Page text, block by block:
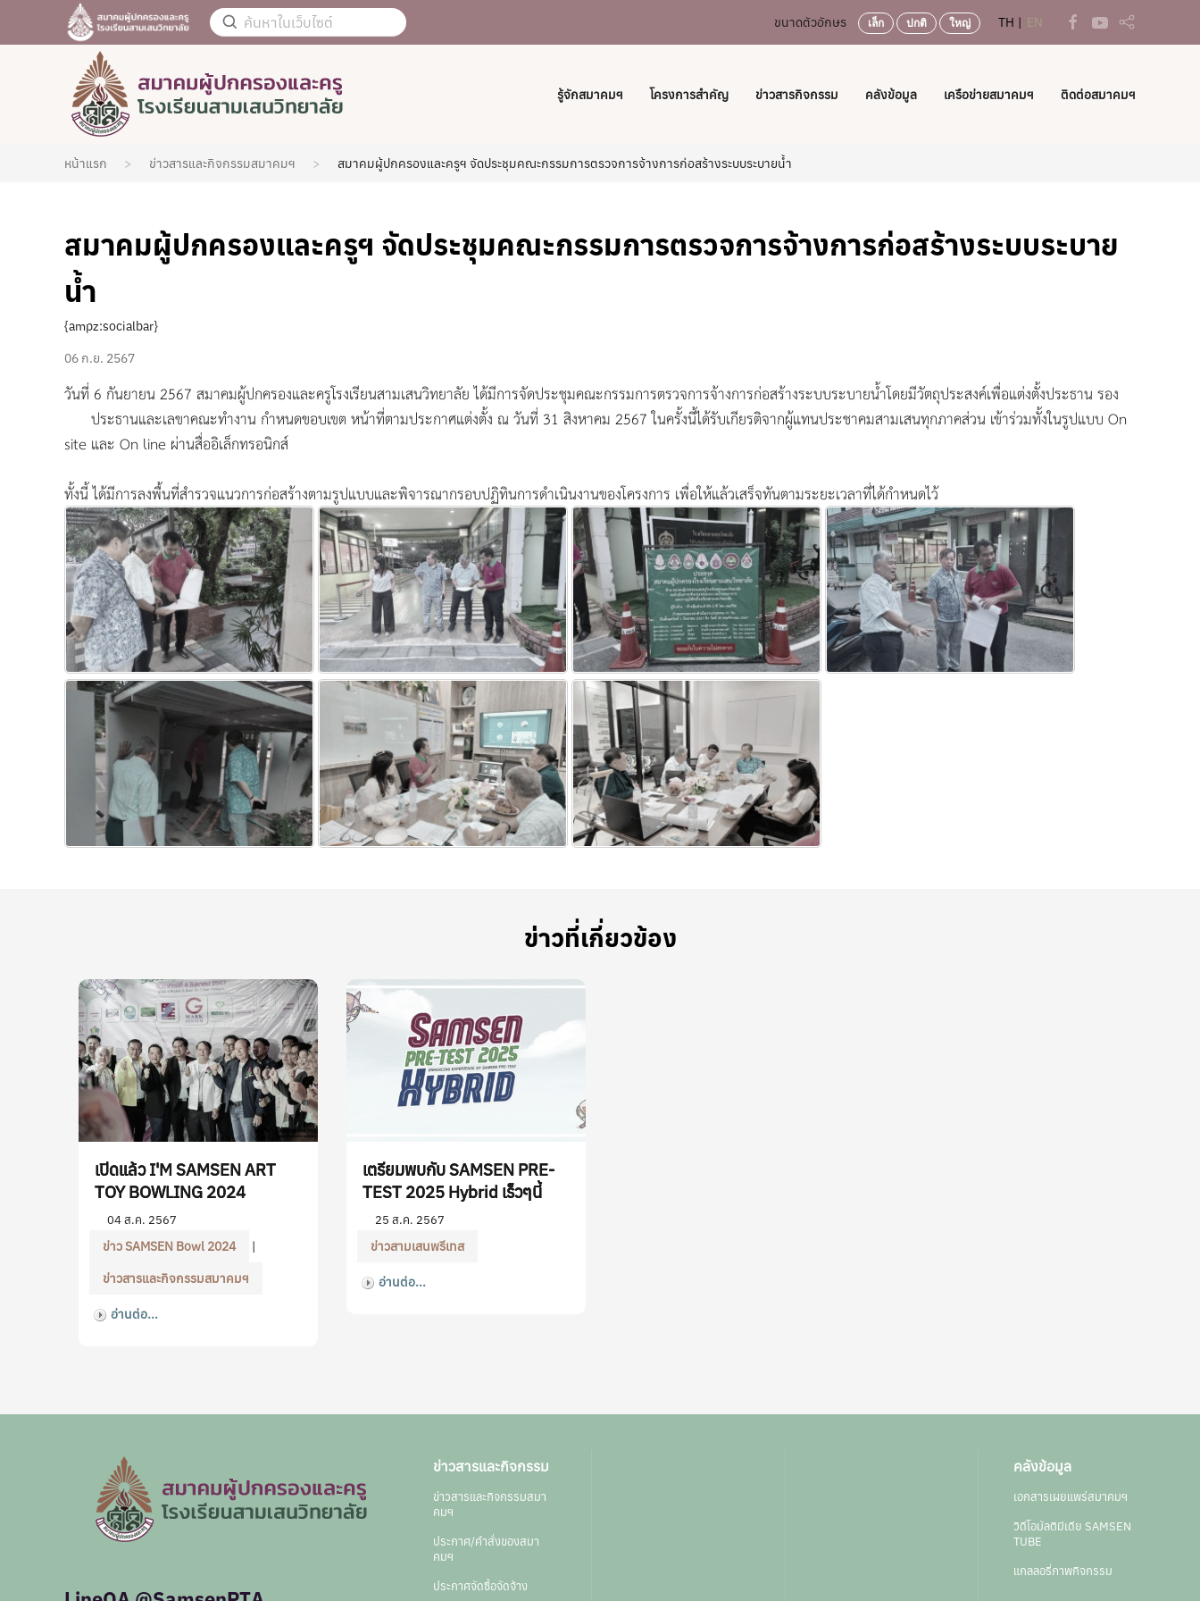
ขนาดตัวอักษร เล็ก ปกติ ใหญ่ TH EN
รู้จักสมาคมฯ โครงการสำคัญ ข่าวสารกิจกรรม คลังข้อมูล เครือข่ายสมาคมฯ ติดต่อสมาคมฯ
หน้าแรก ข่าวสารและกิจกรรมสมาคมฯ สมาคมผู้ปกครองและครูฯ จัดประชุมคณะกรรมการตรวจการจ้างการก่อสร้างระบบระบายน้ำ
สมาคมผู้ปกครองและครูฯ จัดประชุมคณะกรรมการตรวจการจ้างการก่อสร้างระบบระบาย
น้ำ
{ampz:socialbar}
06 ก.ย. 2567
วันที่ 6 กันยายน 2567 สมาคมผู้ปกครองและครูโรงเรียนสามเสนวิทยาลัย ได้มีการจัดประชุมคณะกรรมการตรวจการจ้างการก่อสร้างระบบระบายน้ำโดยมีวัตถุประสงค์เพื่อแต่งตั้งประธาน รอง
ประธานและเลขาคณะทำงาน กำหนดขอบเขต หน้าที่ตามประกาศแต่งตั้ง ณ วันที่ 31 สิงหาคม 2567 ในครั้งนี้ได้รับเกียรติจากผู้แทนประชาคมสามเสนทุกภาคส่วน เข้าร่วมทั้งในรูปแบบ On
site และ On line ผ่านสื่ออิเล็กทรอนิกส์
ทั้งนี้ ได้มีการลงพื้นที่สำรวจแนวการก่อสร้างตามรูปแบบและพิจารณากรอบปฏิทินการดำเนินงานของโครงการ เพื่อให้แล้วเสร็จทันตามระยะเวลาที่ได้กำหนดไว้
ข่าวที่เกี่ยวข้อง
เปิดแล้ว I'M SAMSEN ART
TOY BOWLING 2024
04 ส.ค. 2567
ข่าว SAMSEN Bowl 2024
|
ข่าวสารและกิจกรรมสมาคมฯ
อ่านต่อ...
เตรียมพบกับ SAMSEN PRE-
TEST 2025 Hybrid เร็วๆนี้
25 ส.ค. 2567
ข่าวสามเสนพรีเทส
อ่านต่อ...
ข่าวสารและกิจกรรม
ข่าวสารและกิจกรรมสมา
คมฯ
ประกาศ/คำสั่งของสมา
คมฯ
ประกาศจัดซื้อจัดจ้าง
คลังข้อมูล
เอกสารเผยแพร่สมาคมฯ
วิดีโอมัลติมีเดีย SAMSEN
TUBE
แกลลอรี่ภาพกิจกรรม